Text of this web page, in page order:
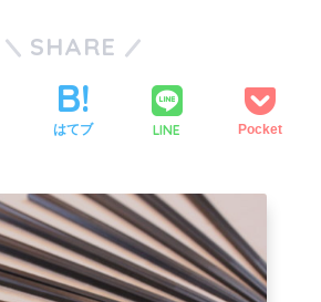
SHARE
はてブ LINE Pocket